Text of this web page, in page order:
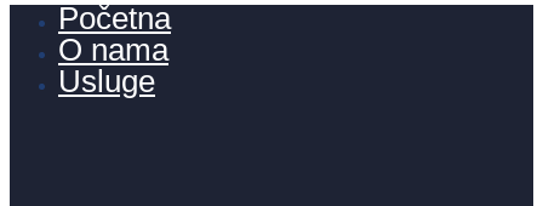
Početna
O nama
Usluge